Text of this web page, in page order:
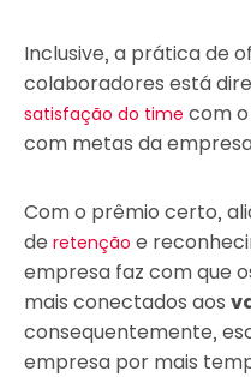
Inclusive, a prática de
colaboradores está
satisfação do time com
com metas da
Com o prêmio certo,
de retenção e
empresa faz com que
mais conectados aos
consequentemente,
empresa por mais